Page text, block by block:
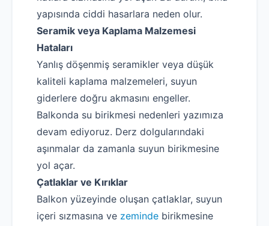
yapısında ciddi hasarlara neden olur.
Seramik veya Kaplama Malzemesi
Hataları
Yanlış döşenmiş seramikler veya düşük
kaliteli kaplama malzemeleri, suyun
giderlere doğru akmasını engeller.
Balkonda su birikmesi nedenleri yazımıza
devam ediyoruz. Derz dolgularındaki
aşınmalar da zamanla suyun birikmesine
yol açar.
Çatlaklar ve Kırıklar
Balkon yüzeyinde oluşan çatlaklar, suyun
içeri sızmasına ve zeminde birikmesine